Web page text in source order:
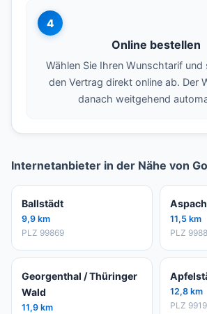
4
Online bestellen
Wählen Sie Ihren Wunschtarif und
den Vertrag direkt online ab. Der
danach weitgehend
Internetanbieter in der Nähe von
Ballstädt
9,9 km
PLZ 99869
11,5 km
PLZ
Georgenthal / Thüringer
Wald
11,9 km
12,8 km
PLZ